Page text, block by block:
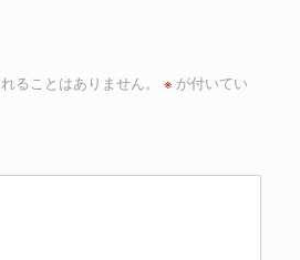
ることはありません。 ※ が付いてい